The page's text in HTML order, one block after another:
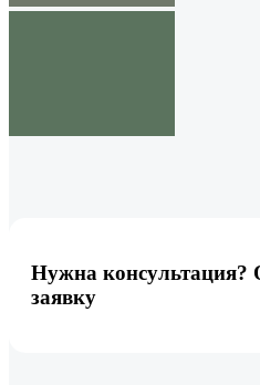
Нужна консультация?
заявку